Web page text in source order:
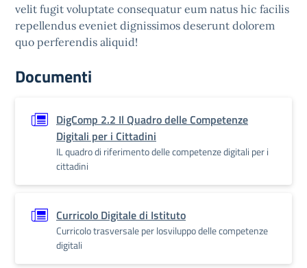
velit fugit voluptate consequatur eum natus hic facilis
repellendus eveniet dignissimos deserunt dolorem
quo perferendis aliquid!
Documenti
DigComp 2.2 Il Quadro delle Competenze
Digitali per i Cittadini
IL quadro di riferimento delle competenze digitali per i
cittadini
Curricolo Digitale di Istituto
Curricolo trasversale per losviluppo delle competenze
digitali